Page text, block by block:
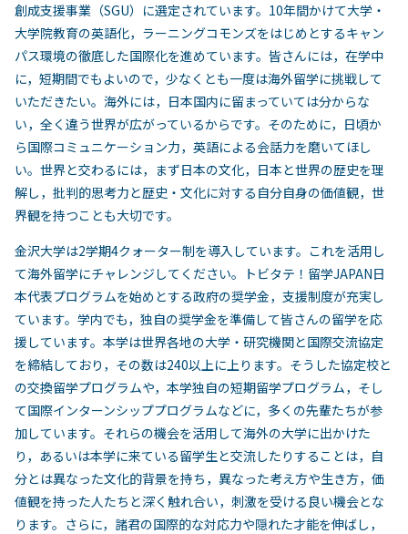
創成支援事業（SGU）に選定されています。10年間かけて大学・
大学院教育の英語化，ラーニングコモンズをはじめとするキャン
パス環境の徹底した国際化を進めています。皆さんには，在学中
に，短期間でもよいので，少なくとも一度は海外留学に挑戦して
いただきたい。海外には，日本国内に留まっていては分からな
い，全く違う世界が広がっているからです。そのために，日頃か
ら国際コミュニケーション力，英語による会話力を磨いてほし
い。世界と交わるには，まず日本の文化，日本と世界の歴史を理
解し，批判的思考力と歴史・文化に対する自分自身の価値観，世
界観を持つことも大切です。
金沢大学は2学期4クォーター制を導入しています。これを活用し
て海外留学にチャレンジしてください。トビタテ！留学JAPAN日
本代表プログラムを始めとする政府の奨学金，支援制度が充実し
ています。学内でも，独自の奨学金を準備して皆さんの留学を応
援しています。本学は世界各地の大学・研究機関と国際交流協定
を締結しており，その数は240以上に上ります。そうした協定校と
の交換留学プログラムや，本学独自の短期留学プログラム，そし
て国際インターンシッププログラムなどに，多くの先輩たちが参
加しています。それらの機会を活用して海外の大学に出かけた
り，あるいは本学に来ている留学生と交流したりすることは，自
分とは異なった文化的背景を持ち，異なった考え方や生き方，価
値観を持った人たちと深く触れ合い，刺激を受ける良い機会とな
ります。さらに，諸君の国際的な対応力や隠れた才能を伸ばし，